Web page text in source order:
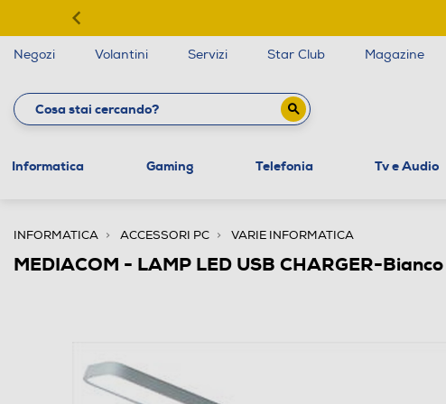
Negozi Volantini Servizi Star Club Magazine
Informatica Gaming Telefonia Tv e Audio
INFORMATICA ACCESSORI PC VARIE INFORMATICA
MEDIACOM - LAMP LED USB CHARGER-Bianco